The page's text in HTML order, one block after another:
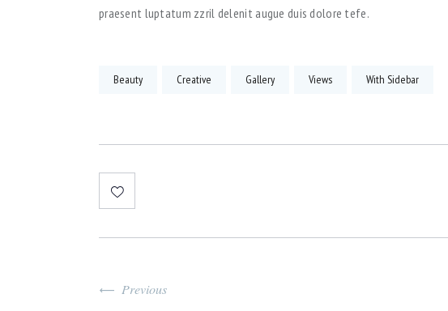
praesent luptatum zzril delenit augue duis dolore tefe.
Beauty Creative Gallery Views With Sidebar
Previous